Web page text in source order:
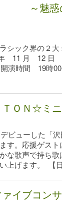
デュ
シック界の２
11 月 12 日
時間 19時00
ＴＯＮ☆ミ
ビューした「
す。応援ゲスト
な歌声で持ち
い上げます。
イブコン